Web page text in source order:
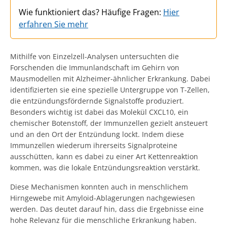
Wie funktioniert das? Häufige Fragen: Hier
erfahren Sie mehr
Mithilfe von Einzelzell-Analysen untersuchten die
Forschenden die Immunlandschaft im Gehirn von
Mausmodellen mit Alzheimer-ähnlicher Erkrankung. Dabei
identifizierten sie eine spezielle Untergruppe von T-Zellen,
die entzündungsfördernde Signalstoffe produziert.
Besonders wichtig ist dabei das Molekül CXCL10, ein
chemischer Botenstoff, der Immunzellen gezielt ansteuert
und an den Ort der Entzündung lockt. Indem diese
Immunzellen wiederum ihrerseits Signalproteine
ausschütten, kann es dabei zu einer Art Kettenreaktion
kommen, was die lokale Entzündungsreaktion verstärkt.
Diese Mechanismen konnten auch in menschlichem
Hirngewebe mit Amyloid-Ablagerungen nachgewiesen
werden. Das deutet darauf hin, dass die Ergebnisse eine
hohe Relevanz für die menschliche Erkrankung haben.